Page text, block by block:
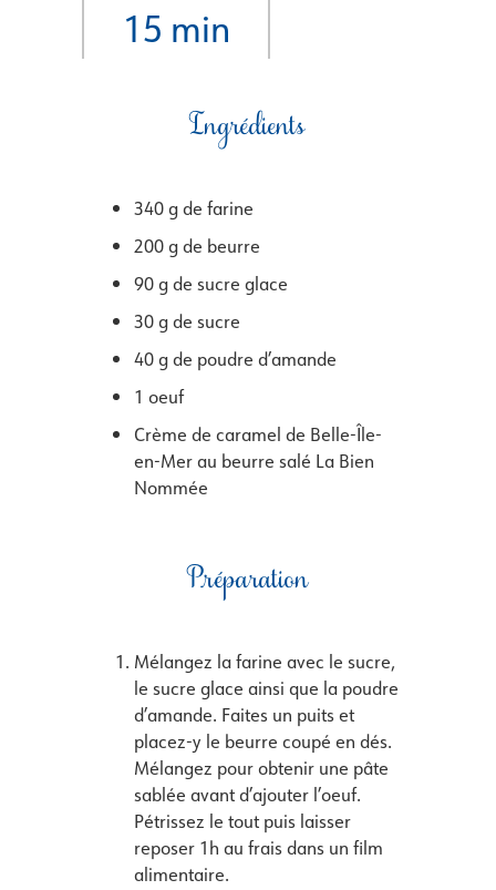
15 min
Ingrédients
340 g de farine
200 g de beurre
90 g de sucre glace
30 g de sucre
40 g de poudre d’amande
1 oeuf
Crème de caramel de Belle-Île-
en-Mer au beurre salé La Bien
Nommée
Préparation
Mélangez la farine avec le sucre,
le sucre glace ainsi que la poudre
d’amande. Faites un puits et
placez-y le beurre coupé en dés.
Mélangez pour obtenir une pâte
sablée avant d’ajouter l’oeuf.
Pétrissez le tout puis laisser
reposer 1h au frais dans un film
alimentaire.